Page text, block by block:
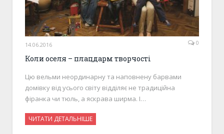
14.06.2016 0
Коли оселя – плацдарм творчості
Цю вельми неординарну та наповнену барвами
домівку від усього світу відділяє не традиційна
фіранка чи тюль, а яскрава ширма. І…
ЧИТАТИ ДЕТАЛЬНІШЕ